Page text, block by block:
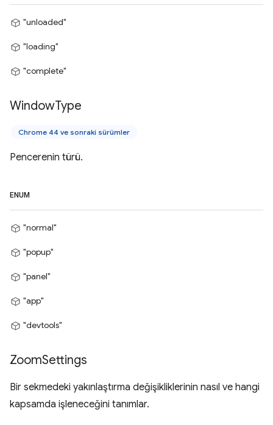
"unloaded"
"loading"
"complete"
WindowType
Chrome 44 ve sonraki sürümler
Pencerenin türü.
ENUM
"normal"
"popup"
"panel"
"app"
"devtools"
ZoomSettings
Bir sekmedeki yakınlaştırma değişikliklerinin nasıl ve hangi
kapsamda işleneceğini tanımlar.